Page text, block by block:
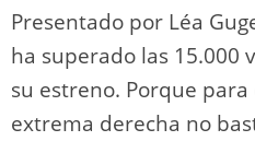
Presentado por Léa
ha superado las 15.000
su estreno. Porque
extrema derecha no